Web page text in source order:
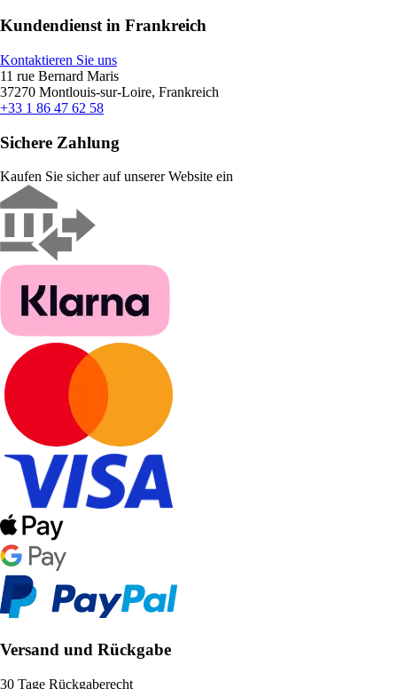
Kundendienst in Frankreich
Kontaktieren Sie uns
11 rue Bernard Maris
37270 Montlouis-sur-Loire, Frankreich
+33 1 86 47 62 58
Sichere Zahlung
Kaufen Sie sicher auf unserer Website ein
Versand und Rückgabe
30 Tage Rückgaberecht